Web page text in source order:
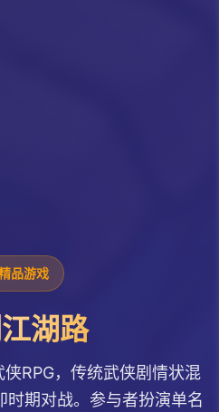
品游戏
湖路
侠RPG，传统武侠剧情状混
时期对战。参与者扮演单名